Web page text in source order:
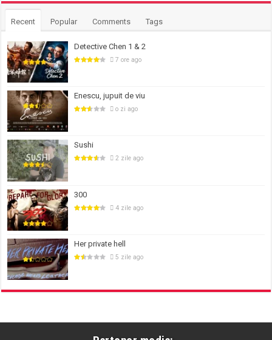
Recent Popular Comments Tags
Detective Chen 1 & 2
7 ore ago
Enescu, jupuit de viu
o zi ago
Sushi
2 zile ago
300
4 zile ago
Her private hell
5 zile ago